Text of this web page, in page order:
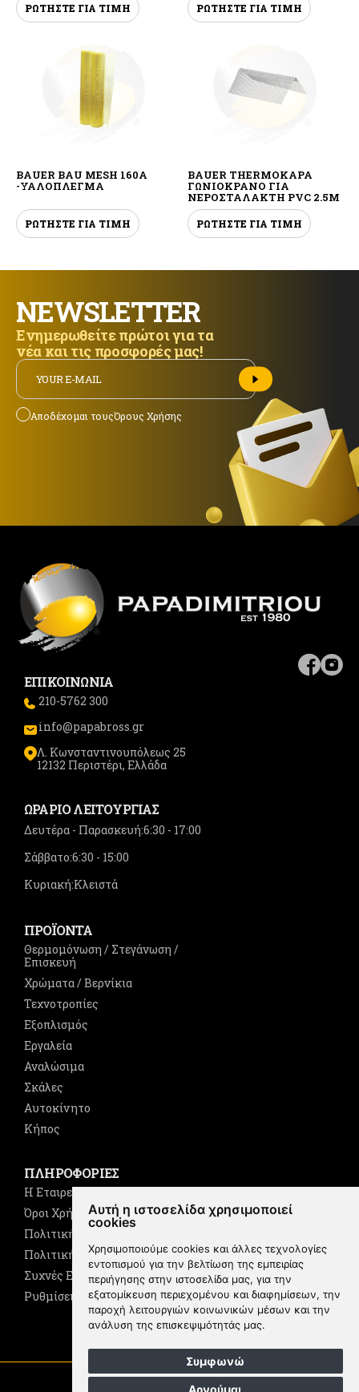
Αυτή η ιστοσελίδα χρησιμοποιεί
cookies
Χρησιμοποιούμε cookies και άλλες τεχνολογίες
εντοπισμού για την βελτίωση της εμπειρίας
περιήγησης στην ιστοσελίδα μας, για την
εξατομίκευση περιεχομένου και διαφημίσεων, την
παροχή λειτουργιών κοινωνικών μέσων και την
ανάλυση της επισκεψιμότητάς μας.
Συμφωνώ
Αρνούμαι
ΡΩΤΗΣΤΕ ΓΙΑ ΤΙΜΗ ΡΩΤΗΣΤΕ ΓΙΑ ΤΙΜΗ
BAUER BAU MESH 160A
-ΥΑΛΟΠΛΕΓΜΑ
ΡΩΤΗΣΤΕ ΓΙΑ ΤΙΜΗ
BAUER THERMOKAPA
ΓΩΝΙΟΚΡΑΝΟ ΓΙΑ
ΝΕΡΟΣΤΑΛΑΚΤΗ PVC 2.5M
ΡΩΤΗΣΤΕ ΓΙΑ ΤΙΜΗ
NEWSLETTER
Ενημερωθείτε πρώτοι για τα
νέα και τις προσφορές μας!
Αποδέχομαι τουςΌρους Χρήσης
ΕΠΙΚΟΙΝΩΝΙΑ
210-5762 300
info@papabross.gr
Λ. Κωνσταντινουπόλεως 25
12132 Περιστέρι, Ελλάδα
ΩΡΑΡΙΟ ΛΕΙΤΟΥΡΓΙΑΣ
Δευτέρα - Παρασκευή:6:30 - 17:00
Σάββατο:6:30 - 15:00
Κυριακή:Κλειστά
ΠΡΟΪΟΝΤΑ
Θερμομόνωση / Στεγάνωση /
Επισκευή
Χρώματα / Βερνίκια
Τεχνοτροπίες
Εξοπλισμός
Εργαλεία
Αναλώσιμα
Σκάλες
Αυτοκίνητο
Κήπος
ΠΛΗΡΟΦΟΡΙΕΣ
Η Εταιρεία
Όροι Χρήσης
Πολιτική Cookies
Πολιτική Απορρήτου
Συχνές Ερωτήσεις
Ρυθμίσεις Cookies
© Copyright - 2024 Papabross